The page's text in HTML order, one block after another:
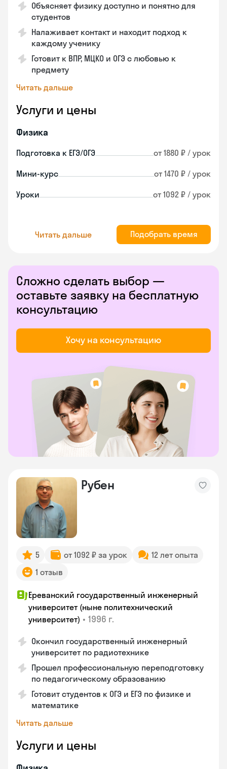
Объясняет физику доступно и понятно для
студентов
Налаживает контакт и находит подход к
каждому ученику
Готовит к ВПР, МЦКО и ОГЭ с любовью к
предмету
Читать дальше
Услуги и цены
Физика
Подготовка к ЕГЭ/ОГЭ от 1880 ₽ / урок
Мини-курс от 1470 ₽ / урок
Уроки от 1092 ₽ / урок
Читать дальше Подобрать время
Сложно сделать выбор —
оставьте заявку на бесплатную
консультацию
Хочу на консультацию
Рубен
5 от 1092 ₽ за урок
12 лет опыта
1 отзыв
Ереванский государственный инженерный
университет (ныне политехнический
университет) • 1996 г.
Окончил государственный инженерный
университет по радиотехнике
Прошел профессиональную переподготовку
по педагогическому образованию
Готовит студентов к ОГЭ и ЕГЭ по физике и
математике
Читать дальше
Услуги и цены